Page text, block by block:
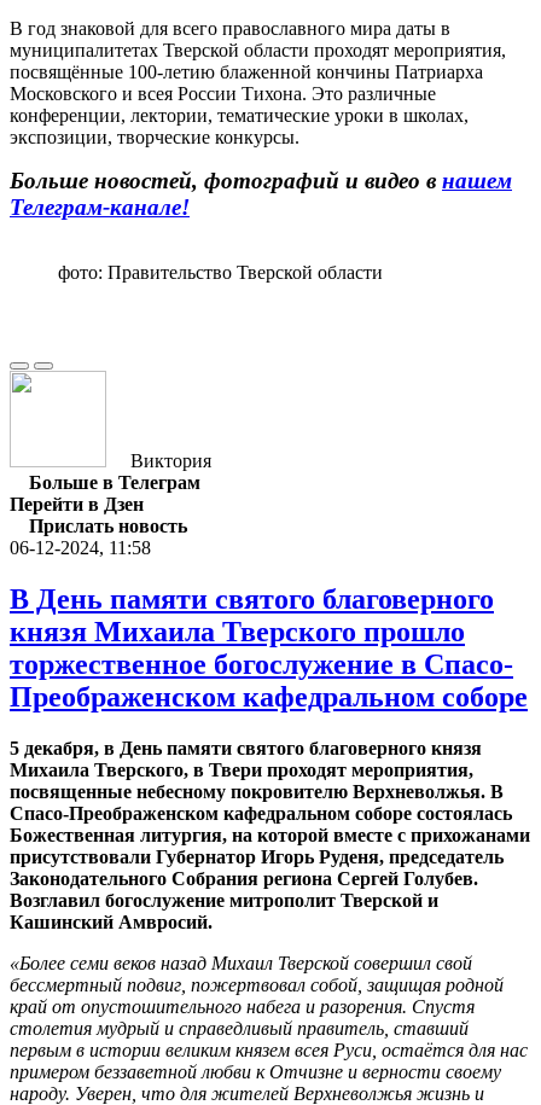
В год знаковой для всего православного мира даты в
муниципалитетах Тверской области проходят мероприятия,
посвящённые 100-летию блаженной кончины Патриарха
Московского и всея России Тихона. Это различные
конференции, лектории, тематические уроки в школах,
экспозиции, творческие конкурсы.
Больше новостей, фотографий и видео в нашем
Телеграм-канале!
фото: Правительство Тверской области
Виктория
Больше в Телеграм
Перейти в Дзен
Прислать новость
06-12-2024, 11:58
В День памяти святого благоверного
князя Михаила Тверского прошло
торжественное богослужение в Спасо-
Преображенском кафедральном соборе
5 декабря, в День памяти святого благоверного князя
Михаила Тверского, в Твери проходят мероприятия,
посвященные небесному покровителю Верхневолжья. В
Спасо-Преображенском кафедральном соборе состоялась
Божественная литургия, на которой вместе с прихожанами
присутствовали Губернатор Игорь Руденя, председатель
Законодательного Собрания региона Сергей Голубев.
Возглавил богослужение митрополит Тверской и
Кашинский Амвросий.
«Более семи веков назад Михаил Тверской совершил свой
бессмертный подвиг, пожертвовал собой, защищая родной
край от опустошительного набега и разорения. Спустя
столетия мудрый и справедливый правитель, ставший
первым в истории великим князем всея Руси, остаётся для нас
примером беззаветной любви к Отчизне и верности своему
народу. Уверен, что для жителей Верхневолжья жизнь и